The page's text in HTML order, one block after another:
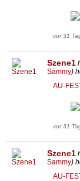
vor 31
Szene1
Sammy)
AU-
vor 31
Szene1
Sammy)
AU-